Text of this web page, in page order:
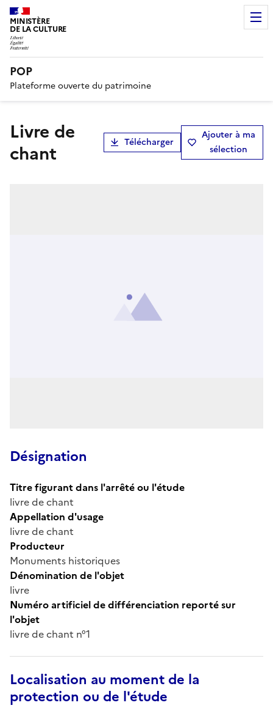
MINISTÈRE
DE LA CULTURE
POP
Plateforme ouverte du patrimoine
livre de
chant
Télécharger
Ajouter à ma
sélection
Désignation
Titre figurant dans l'arrêté ou l'étude
livre de chant
Appellation d'usage
livre de chant
Producteur
Monuments historiques
Dénomination de l'objet
livre
Numéro artificiel de différenciation reporté sur
l'objet
livre de chant n°1
Localisation au moment de la
protection ou de l'étude